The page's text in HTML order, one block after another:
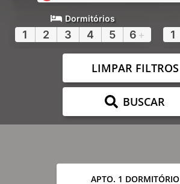
Dormitórios
1 2 3 4 5 6 + 1
LIMPAR FILTROS
BUSCAR
APTO. 1 DORMITÓRIO